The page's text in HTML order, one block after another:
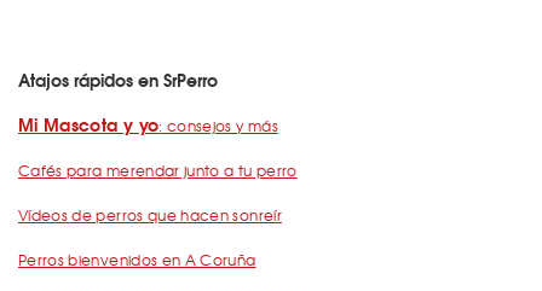
Atajos rápidos en SrPerro
Mi Mascota y yo: consejos y más
Cafés para merendar junto a tu perro
Vídeos de perros que hacen sonreír
Perros bienvenidos en A Coruña